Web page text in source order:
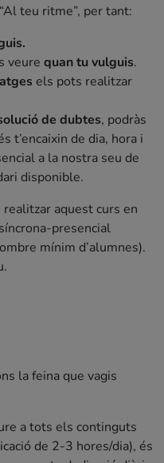
teu ritme”, per tant:
veure quan tu vulguis.
els pots realitzar
de dubtes, podràs
t’encaixin de dia, hora i
a la nostra seu de
disponible.
aquest curs en
síncrona-presencial
mínim d’alumnes).
la feina que vagis
a tots els continguts
de 2-3 hores/dia), és